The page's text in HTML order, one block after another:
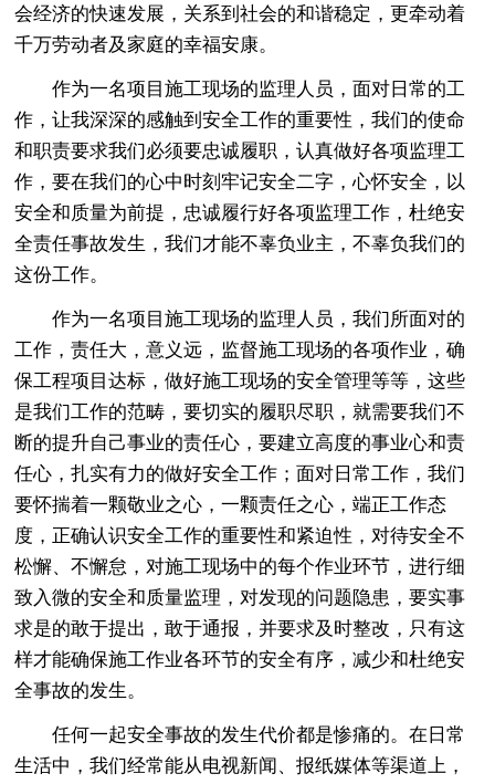
会经济的快速发展，关系到社会的和谐稳定，更牵动着
千万劳动者及家庭的幸福安康。
作为一名项目施工现场的监理人员，面对日常的工
作，让我深深的感触到安全工作的重要性，我们的使命
和职责要求我们必须要忠诚履职，认真做好各项监理工
作，要在我们的心中时刻牢记安全二字，心怀安全，以
安全和质量为前提，忠诚履行好各项监理工作，杜绝安
全责任事故发生，我们才能不辜负业主，不辜负我们的
这份工作。
作为一名项目施工现场的监理人员，我们所面对的
工作，责任大，意义远，监督施工现场的各项作业，确
保工程项目达标，做好施工现场的安全管理等等，这些
是我们工作的范畴，要切实的履职尽职，就需要我们不
断的提升自己事业的责任心，要建立高度的事业心和责
任心，扎实有力的做好安全工作；面对日常工作，我们
要怀揣着一颗敬业之心，一颗责任之心，端正工作态
度，正确认识安全工作的重要性和紧迫性，对待安全不
松懈、不懈怠，对施工现场中的每个作业环节，进行细
致入微的安全和质量监理，对发现的问题隐患，要实事
求是的敢于提出，敢于通报，并要求及时整改，只有这
样才能确保施工作业各环节的安全有序，减少和杜绝安
全事故的发生。
任何一起安全事故的发生代价都是惨痛的。在日常
生活中，我们经常能从电视新闻、报纸媒体等渠道上，